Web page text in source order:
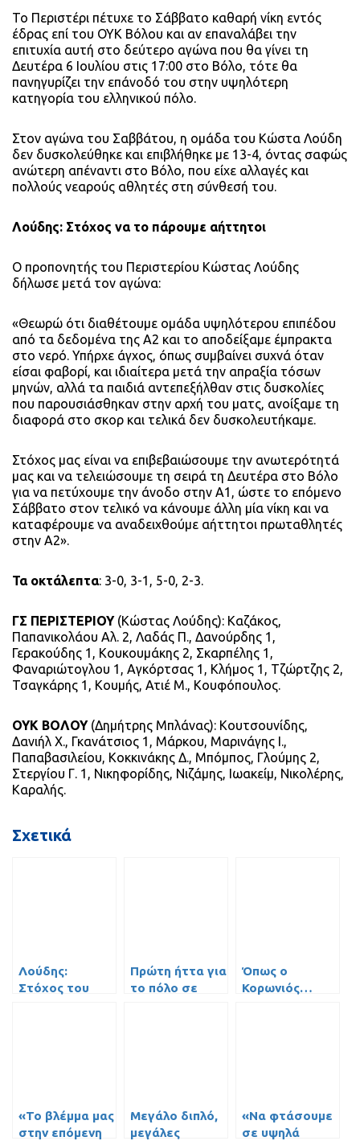
Το Περιστέρι πέτυχε το Σάββατο καθαρή νίκη εντός
έδρας επί του ΟΥΚ Βόλου και αν επαναλάβει την
επιτυχία αυτή στο δεύτερο αγώνα που θα γίνει τη
Δευτέρα 6 Ιουλίου στις 17:00 στο Βόλο, τότε θα
πανηγυρίζει την επάνοδό του στην υψηλότερη
κατηγορία του ελληνικού πόλο.
Στον αγώνα του Σαββάτου, η ομάδα του Κώστα Λούδη
δεν δυσκολεύθηκε και επιβλήθηκε με 13-4, όντας σαφώς
ανώτερη απέναντι στο Βόλο, που είχε αλλαγές και
πολλούς νεαρούς αθλητές στη σύνθεσή του.
Λούδης: Στόχος να το πάρουμε αήττητοι
Ο προπονητής του Περιστερίου Κώστας Λούδης
δήλωσε μετά τον αγώνα:
«Θεωρώ ότι διαθέτουμε ομάδα υψηλότερου επιπέδου
από τα δεδομένα της Α2 και το αποδείξαμε έμπρακτα
στο νερό. Υπήρχε άγχος, όπως συμβαίνει συχνά όταν
είσαι φαβορί, και ιδιαίτερα μετά την απραξία τόσων
μηνών, αλλά τα παιδιά αντεπεξήλθαν στις δυσκολίες
που παρουσιάσθηκαν στην αρχή του ματς, ανοίξαμε τη
διαφορά στο σκορ και τελικά δεν δυσκολευτήκαμε.
Στόχος μας είναι να επιβεβαιώσουμε την ανωτερότητά
μας και να τελειώσουμε τη σειρά τη Δευτέρα στο Βόλο
για να πετύχουμε την άνοδο στην Α1, ώστε το επόμενο
Σάββατο στον τελικό να κάνουμε άλλη μία νίκη και να
καταφέρουμε να αναδειχθούμε αήττητοι πρωταθλητές
στην Α2».
Τα οκτάλεπτα: 3-0, 3-1, 5-0, 2-3.
ΓΣ ΠΕΡΙΣΤΕΡΙΟΥ(Κώστας Λούδης): Καζάκος,
Παπανικολάου Αλ. 2, Λαδάς Π., Δανούρδης 1,
Γερακούδης 1, Κουκουμάκης 2, Σκαρπέλης 1,
Φαναριώτογλου 1, Αγκόρτσας 1, Κλήμος 1, Τζώρτζης 2,
Τσαγκάρης 1, Κουμής, Ατιέ Μ., Κουφόπουλος.
ΟΥΚ ΒΟΛΟΥ(Δημήτρης Μπλάνας): Κουτσουνίδης,
Δανιήλ Χ., Γκανάτσιος 1, Μάρκου, Μαρινάγης Ι.,
Παπαβασιλείου, Κοκκινάκης Δ., Μπόμπος, Γλούμης 2,
Στεργίου Γ. 1, Νικηφορίδης, Νιζάμης, Ιωακείμ, Νικολέρης,
Καραλής.
Σχετικά
Λούδης:
Στόχος του
Πρώτη ήττα για
το πόλο σε
Όπως ο
Κορωνιός…
«Το βλέμμα μας
στην επόμενη
Μεγάλο διπλό,
μεγάλες
«Να φτάσουμε
σε υψηλά